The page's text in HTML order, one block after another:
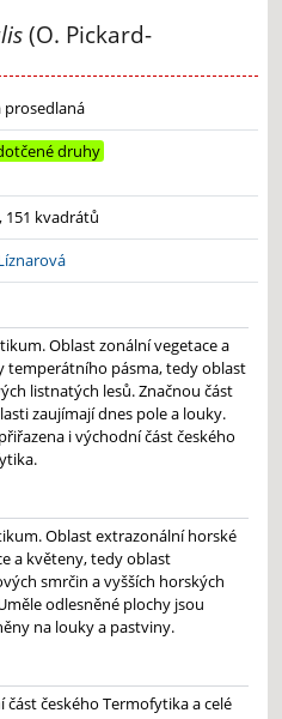
(O. Pickard-
prosedlaná
druhy
151 kvadrátů
Oblast zonální vegetace a
temperátního pásma, tedy oblast
listnatých lesů. Značnou část
zaujímají dnes pole a louky.
i východní část českého
Oblast extrazonální horské
a květeny, tedy oblast
smrčin a vyšších horských
odlesněné plochy jsou
na louky a pastviny.
část českého Termofytika a celé